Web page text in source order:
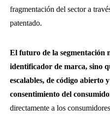
fragmentación del sector a
patentado.
El futuro de la segmentación
identificador de marca, sino
escalables, de código abierto
consentimiento del
directamente a los